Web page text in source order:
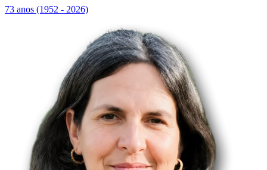
73 anos (1952 - 2026)